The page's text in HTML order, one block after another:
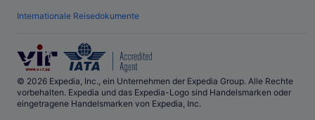
Internationale Reisedokumente
© 2026 Expedia, Inc., ein Unternehmen der Expedia Group. Alle Rechte
vorbehalten. Expedia und das Expedia-Logo sind Handelsmarken oder
eingetragene Handelsmarken von Expedia, Inc.